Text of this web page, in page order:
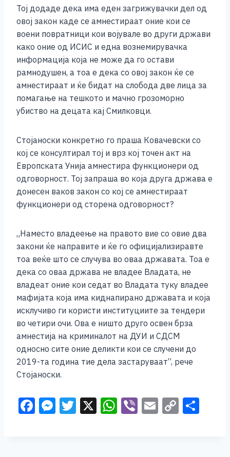
Тој додаде дека има еден загрижувачки дел од
овој закон каде се амнестираат оние кои се
воени повратници кои војувале во други држави
како оние од ИСИС и една вознемирувачка
информација која не може да го остави
рамнодушен, а тоа е дека со овој закон ќе се
амнестираат и ќе бидат на слобода две лица за
помагање на тешкото и мачно грозоморно
убиство на децата кај Смилковци.
Стојаноски конкретно го праша Ковачевски со
кој се консултирал тој и врз кој точен акт на
Европската Унија амнестира функционери од
одговорност. Тој запраша во која друга држава е
донесен ваков закон со кој се амнестираат
функционери од сторена одговорност?
„Наместо владеење на правото вие со овие два
закони ќе направите и ќе го официјализиравте
тоа веќе што се случува во оваа државата. Тоа е
дека со оваа држава не владее Владата, не
владеат оние кои седат во Владата туку владее
мафијата која има киднапирано државата и која
исклучиво ги користи институциите за тендери
во четири очи. Ова е ништо друго освен брза
амнестија на криминалот на ДУИ и СДСМ
односно сите оние деликти кои се случени до
2019-та година тие дела застаруваат“, рече
Стојаноски.
F M T X W Vi E C